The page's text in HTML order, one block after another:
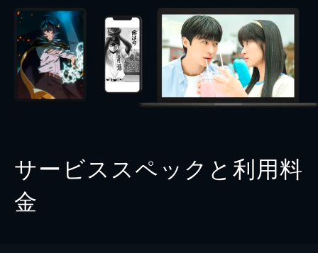
サービススペックと利用料
金